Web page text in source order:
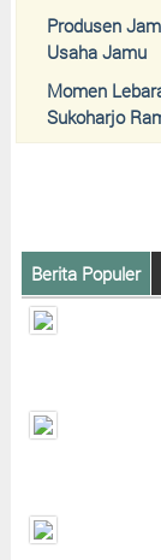
Produsen
Usaha Jamu
Momen
Sukoharjo
Berita Populer